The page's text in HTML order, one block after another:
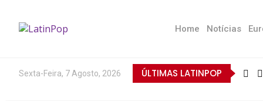
Home Notícias
Sexta-Feira, 7 Agosto, 2026 ÚLTIMAS LATINPOP